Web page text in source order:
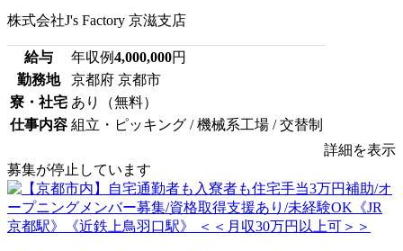
株式会社J's Factory 京滋支店
給与 年収例4,000,000円
勤務地
京都府 京都市
寮・社宅 あり（無料）
仕事内容 組立・ピッキング / 機械系工場 / 交替制
詳細を表示
募集が停止しています